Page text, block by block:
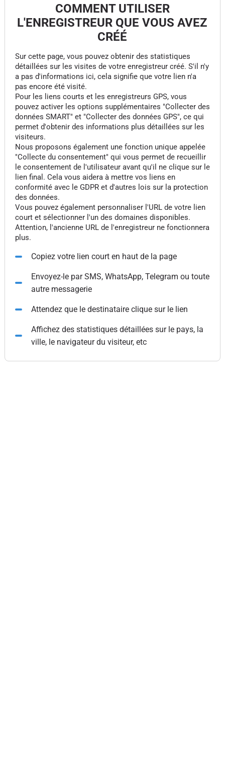
COMMENT UTILISER
L'ENREGISTREUR QUE VOUS AVEZ
CRÉÉ
Sur cette page, vous pouvez obtenir des statistiques
détaillées sur les visites de votre enregistreur créé. S'il n'y
a pas d'informations ici, cela signifie que votre lien n'a
pas encore été visité.
Pour les liens courts et les enregistreurs GPS, vous
pouvez activer les options supplémentaires "Collecter des
données SMART" et "Collecter des données GPS", ce qui
permet d'obtenir des informations plus détaillées sur les
visiteurs.
Nous proposons également une fonction unique appelée
"Collecte du consentement" qui vous permet de recueillir
le consentement de l'utilisateur avant qu'il ne clique sur le
lien final. Cela vous aidera à mettre vos liens en
conformité avec le GDPR et d'autres lois sur la protection
des données.
Vous pouvez également personnaliser l'URL de votre lien
court et sélectionner l'un des domaines disponibles.
Attention, l'ancienne URL de l'enregistreur ne fonctionnera
plus.
Copiez votre lien court en haut de la page
Envoyez-le par SMS, WhatsApp, Telegram ou toute
autre messagerie
Attendez que le destinataire clique sur le lien
Affichez des statistiques détaillées sur le pays, la
ville, le navigateur du visiteur, etc